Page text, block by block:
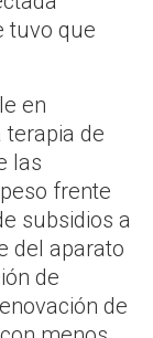
tuvo que
en
terapia de
las
frente
subsidios a
del aparato
de
de